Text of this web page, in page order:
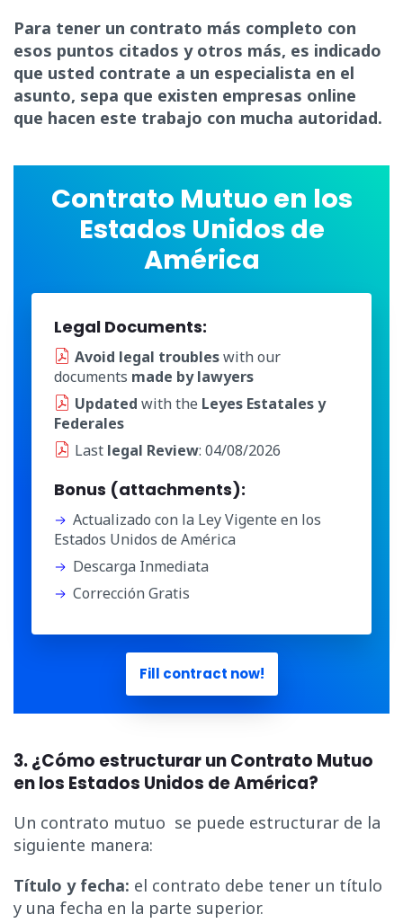
Para tener un contrato más completo con
esos puntos citados y otros más, es indicado
que usted contrate a un especialista en el
asunto, sepa que existen empresas online
que hacen este trabajo con mucha autoridad.
Contrato Mutuo en los
Estados Unidos de
América
Legal Documents:
Avoid legal troubleswith our
documents made by lawyers
Updated with the Leyes Estatales y
Federales
Last legal Review: 04/08/2026
Bonus (attachments):
Actualizado con la Ley Vigente en los
Estados Unidos de América
Descarga Inmediata
Corrección Gratis
Fill contract now!
3. ¿Cómo estructurar un Contrato Mutuo
en los Estados Unidos de América?
Un contrato mutuo se puede estructurar de la
siguiente manera:
Título y fecha: el contrato debe tener un título
y una fecha en la parte superior.